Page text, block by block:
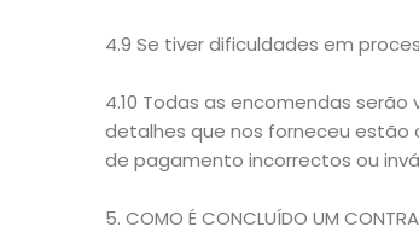
4.9 Se tiver dificuldades em
4.10 Todas as encomendas
detalhes que nos forneceu estão
de pagamento incorrectos ou
5. COMO É CONCLUÍDO UM